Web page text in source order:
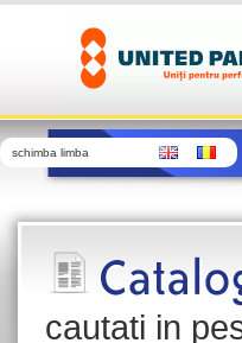
schimba limba
cautati in